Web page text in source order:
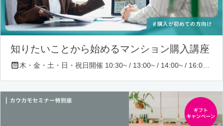
知りたいことから始めるマンション購入講座